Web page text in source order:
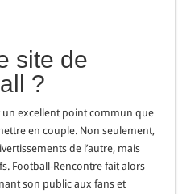
site de
?
excellent point commun que
en couple. Non seulement,
de l’autre, mais
Football-Rencontre fait alors
son public aux fans et